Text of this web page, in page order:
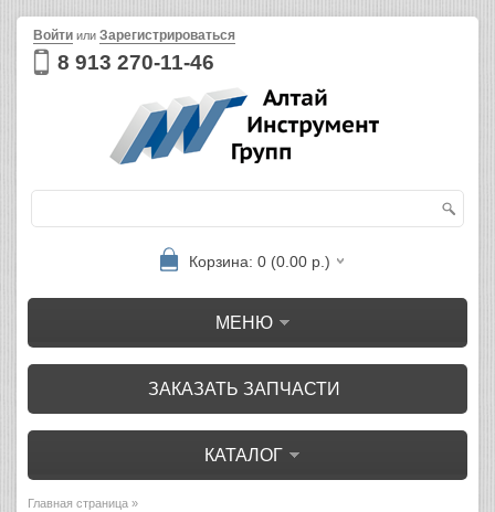
8 913 270-11-46
Войти или Зарегистрироваться
Корзина: 0 (0.00 р.)
МЕНЮ
ЗАКАЗАТЬ ЗАПЧАСТИ
КАТАЛОГ
Главная страница »